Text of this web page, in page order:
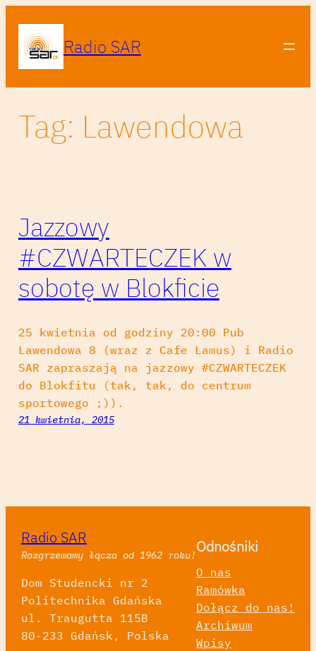
treści
Radio SAR
Tag: Lawendowa
Jazzowy
#CZWARTECZEK w
sobotę w Blokficie
25 kwietnia od godziny 20:00 Pub
Lawendowa 8 (wraz z Cafe Lamus) i Radio
SAR zapraszają na jazzowy #CZWARTECZEK
do Blokfitu (tak, tak, do centrum
sportowego ;)).
21 kwietnia, 2015
Radio SAR
Rozgrzewamy łącza od 1962 roku!
Dom Studencki nr 2
Politechnika Gdańska
ul. Traugutta 115B
80-233 Gdańsk, Polska
Odnośniki
O nas
Ramówka
Dołącz do nas!
Archiwum
Wpisy